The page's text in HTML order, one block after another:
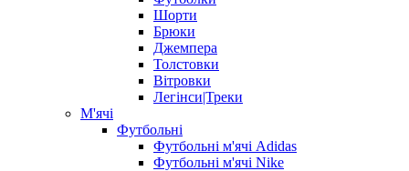
Шорти
Брюки
Джемпера
Толстовки
Вітровки
Легінси|Треки
М'ячі
Футбольні
Футбольні м'ячі Adidas
Футбольні м'ячі Nike